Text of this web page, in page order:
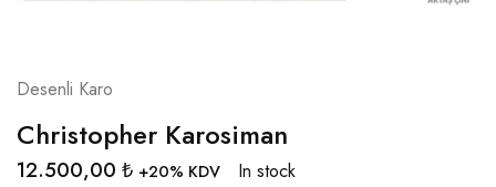
Desenli Karo
Christopher Karosiman
12.500,00 ₺ +20% KDV
In stock